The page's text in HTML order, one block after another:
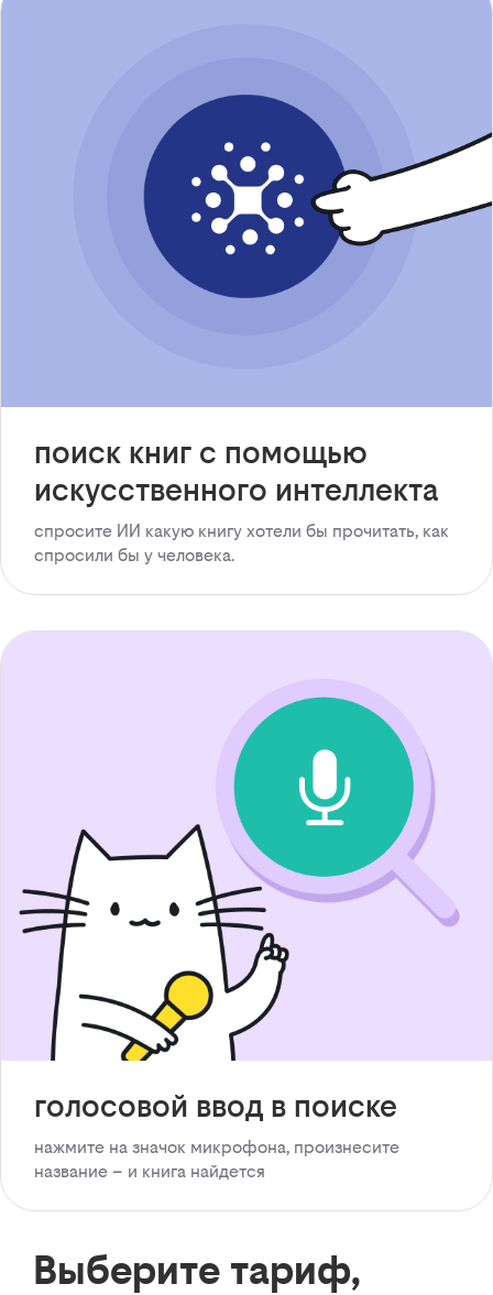
поиск книг с помощью
искусственного интеллекта
спросите ИИ какую книгу хотели бы прочитать, как
спросили бы у человека.
голосовой ввод в поиске
нажмите на значок микрофона, произнесите
название – и книга найдется
Выберите тариф,